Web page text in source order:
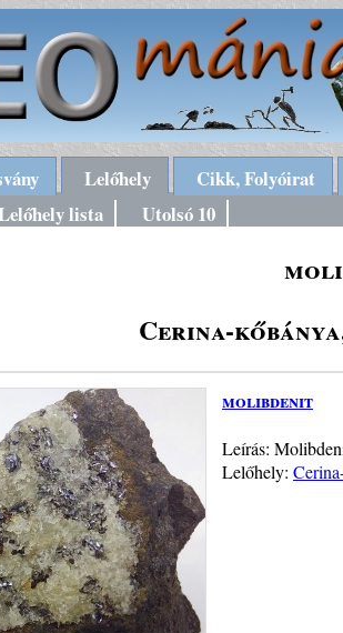
Lelőhely
Cikk, Folyóirat
lista Utolsó 10
Cerina-
molibdenit
Leírás:
Lelőhely: